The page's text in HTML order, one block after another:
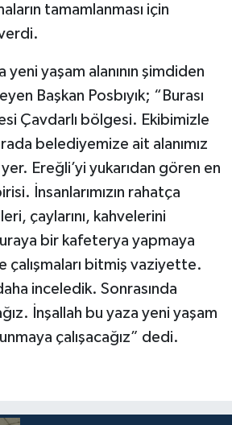
tamamlanması için
yeni yaşam alanının şimdiden
Başkan Posbıyık; “Burası
Çavdarlı bölgesi. Ekibimizle
belediyemize ait alanımız
Ereğli’yi yukarıdan gören en
İnsanlarımızın rahatça
çaylarını, kahvelerini
bir kafeterya yapmaya
çalışmaları bitmiş vaziyette.
inceledik. Sonrasında
İnşallah bu yaza yeni yaşam
çalışacağız” dedi.